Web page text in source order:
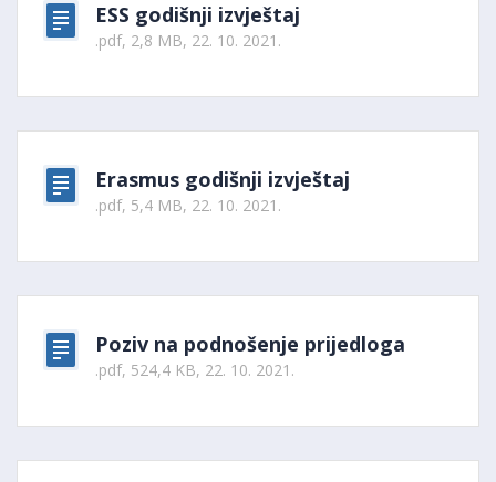
ESS godišnji izvještaj
.pdf, 2,8 MB, 22. 10. 2021.
Erasmus godišnji izvještaj
.pdf, 5,4 MB, 22. 10. 2021.
Poziv na podnošenje prijedloga
.pdf, 524,4 KB, 22. 10. 2021.